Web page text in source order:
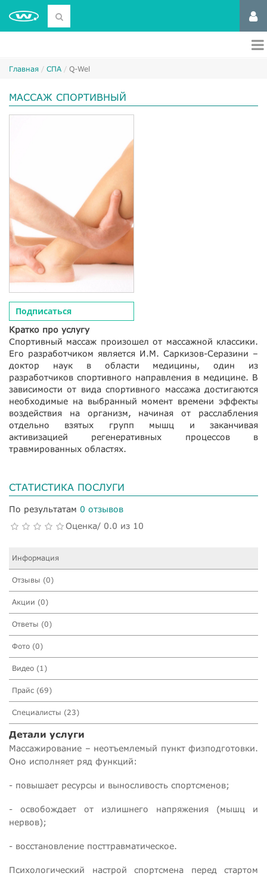
Главная СПА Q-Wel
МАССАЖ СПОРТИВНЫЙ
Подписаться
Кратко про услугу
Спортивный массаж произошел от массажной классики.
Его разработчиком является И.М. Саркизов-Серазини –
доктор наук в области медицины, один из
разработчиков спортивного направления в медицине. В
зависимости от вида спортивного массажа достигаются
необходимые на выбранный момент времени эффекты
воздействия на организм, начиная от расслабления
отдельно взятых групп мышц и заканчивая
активизацией регенеративных процессов в
травмированных областях.
СТАТИСТИКА ПОСЛУГИ
По результатам 0 отзывов
Оценка/ 0.0 из 10
Информация
Отзывы (0)
Акции (0)
Ответы (0)
Фото (0)
Видео (1)
Прайс (69)
Специалисты (23)
Детали услуги
Массажирование – неотъемлемый пункт физподготовки.
Оно исполняет ряд функций:
- повышает ресурсы и выносливость спортсменов;
- освобождает от излишнего напряжения (мышц и
нервов);
- восстановление посттравматическое.
Психологический настрой спортсмена перед стартом